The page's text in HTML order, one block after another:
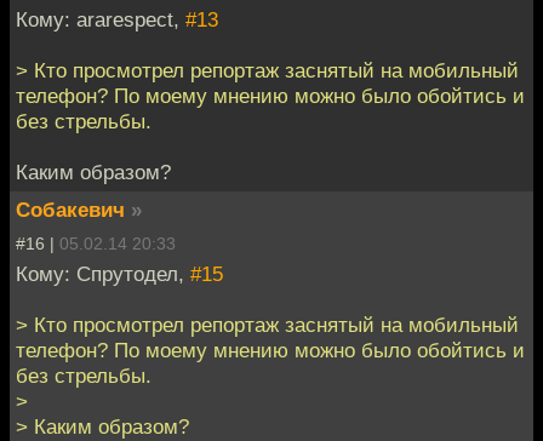
Кому: ararespect, #13
> Кто просмотрел репортаж заснятый на мобильный
телефон? По моему мнению можно было обойтись и
без стрельбы.
Каким образом?
Собакевич »
#16 | 05.02.14 20:33
Кому: Спрутодел, #15
> Кто просмотрел репортаж заснятый на мобильный
телефон? По моему мнению можно было обойтись и
без стрельбы.
>
> Каким образом?